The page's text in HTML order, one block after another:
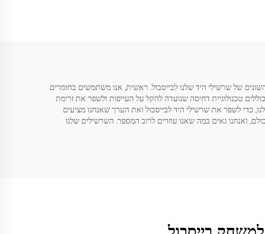
של שרשילי היד שלנו לבייסבול. ראשית, אנו משתמשים בחומרים
טכנולוגיית דחיסה שנועדה להקל על העייפות ולשפר את זרימת
כדי לשפר את שרשילי היד לבייסבול ואת הערך שאנחנו מציעים
ואנחנו גאים במה שאנו עוזרים לרוב המספר. השרשילים שלנו